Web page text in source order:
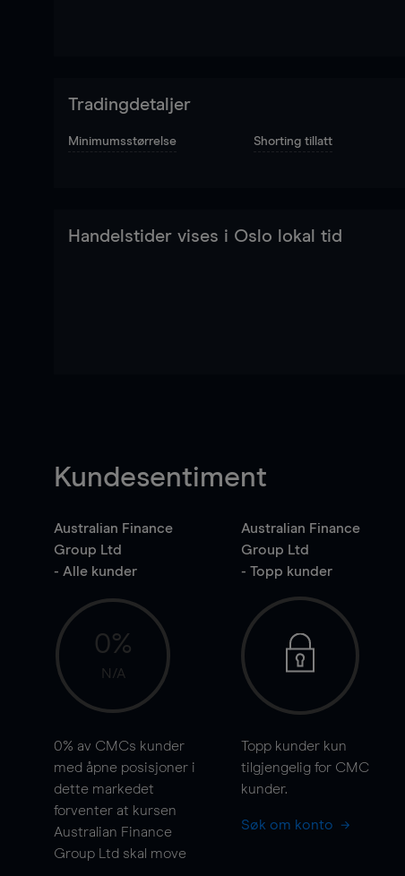
Tradingdetaljer
Minimumsstørrelse Shorting tillatt
Handelstider vises i Oslo lokal tid
Kundesentiment
Australian Finance
Group Ltd
- Alle kunder
0%
N/A
0% av CMCs kunder
med åpne posisjoner i
dette markedet
forventer at kursen
Australian Finance
Group Ltd skal move
Australian Finance
Group Ltd
- Topp kunder
Topp kunder kun
tilgjengelig for CMC
kunder.
Søk om konto